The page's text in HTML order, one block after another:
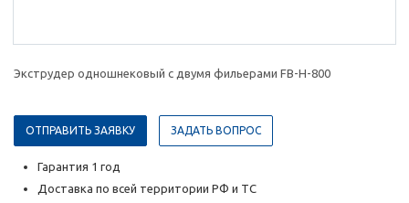
Экструдер одношнековый с двумя фильерами FB-H-800
ОТПРАВИТЬ ЗАЯВКУ ЗАДАТЬ ВОПРОС
Гарантия 1 год
Доставка по всей территории РФ и ТС